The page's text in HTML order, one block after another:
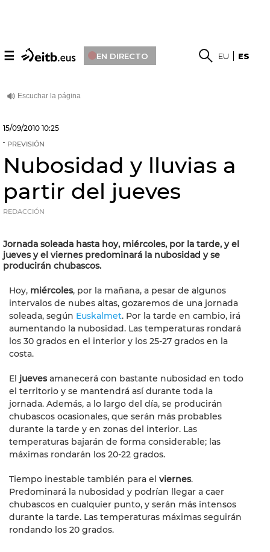
☰ EN DIRECTO EU ES
15/09/2010 10:25
PREVISIÓN
Nubosidad y lluvias a
partir del jueves
REDACCIÓN
Jornada soleada hasta hoy, miércoles, por la tarde, y el
jueves y el viernes predominará la nubosidad y se
producirán chubascos.
Hoy, miércoles, por la mañana, a pesar de algunos
intervalos de nubes altas, gozaremos de una jornada
soleada, según Euskalmet. Por la tarde en cambio, irá
aumentando la nubosidad. Las temperaturas rondará
los 30 grados en el interior y los 25-27 grados en la
costa.
El juevesamanecerá con bastante nubosidad en todo
el territorio y se mantendrá así durante toda la
jornada. Además, a lo largo del día, se producirán
chubascos ocasionales, que serán más probables
durante la tarde y en zonas del interior. Las
temperaturas bajarán de forma considerable; las
máximas rondarán los 20-22 grados.
Tiempo inestable también para el viernes.
Predominará la nubosidad y podrían llegar a caer
chubascos en cualquier punto, y serán más intensos
durante la tarde. Las temperaturas máximas seguirán
rondando los 20 grados.